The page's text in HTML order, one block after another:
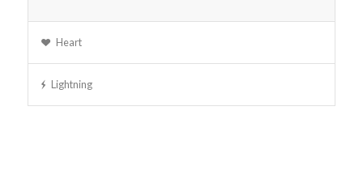
Heart
Lightning